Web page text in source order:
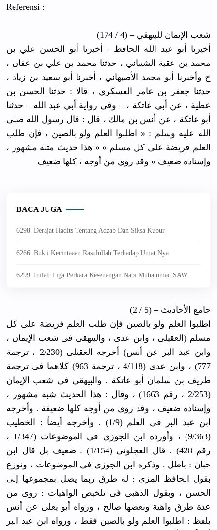
Referensi :
شعب الإيمان للبيهقي – (4 / 174)
أخبرنا أبو عبد الله الحافظ ، أخبرنا أبو الحسن علي بن
محمد بن عقبة الشيباني ، حدثنا محمد بن علي بن عفان ،
ح وأخبرنا أبو محمد الأصبهاني ، أخبرنا أبو سعيد بن زياد ،
حدثنا جعفر بن عامر العسكري ، قالا : حدثنا الحسن بن
عطية ، عن أبي عاتكة ، – وفي رواية أبي عبد الله – حدثنا
أبو عاتكة ، عن أنس بن مالك ، قال : قال رسول الله صلى
الله عليه وسلم : « اطلبوا العلم ولو بالصين ، فإن طلب
العلم فريضة على كل مسلم » « هذا حديث متنه مشهور ،
وإسناده ضعيف » وقد روي من أوجه ، كلها ضعيف
BACA JUGA
6298. Derajat Hadits Tentang Adzab Dan Siksa Kubur
6266. Bukti Kecintaaan Rasulullah Terhadap Umat Nya
6299. Inilah Tiga Perkara Kesenangan Nabi Muhammad SAW
جامع الأحاديث – (5 / 2)
اطلبوا العلم ولو بالصين فإن طلب العلم فريضة على كل
مسلم (العقيلى ، وابن عدى ، والبيهقى فى شعب الإيمان ،
وابن عبد البر عن أنس) أخرجه العقيلى (2/230 ، ترجمة
777) ، وابن عدى (4/118 ، ترجمة 963) كلاهما فى ترجمة
طريف بن سلمان أبو عاتكة . والبيهقى فى شعب الإيمان
(2/253 ، رقم 1663) ، وقال : هذا الحديث شبه مشهور ،
وإسناده ضعيف ، وقد روى من أوجه كلها ضعيفة . وأخرجه
ابن عبد البر فى العلم (1/9) . وأخرجه أيضاً : الخطيب
(9/363) ، وأورده ابن الجوزى فى الموضوعات (1/347 ،
رقم 428) . قال العجلونى (1/154) : ضعيف بل قال ابن
حبان : باطل . وذكره ابن الجوزى فى الموضوعات ، ونوزع
بقول الحافظ المزى : له طرق ربما يصل بمجموعها إلى
الحسن ، وبقول الذهبى فى تلخيص الواهيات : روى من
عدة طرق واهية وبعضها صالح ، ورواه أبو يعلى عن أنس
بلفظ : اطلبوا العلم ولو بالصين فقط ، ورواه ابن عبد البر